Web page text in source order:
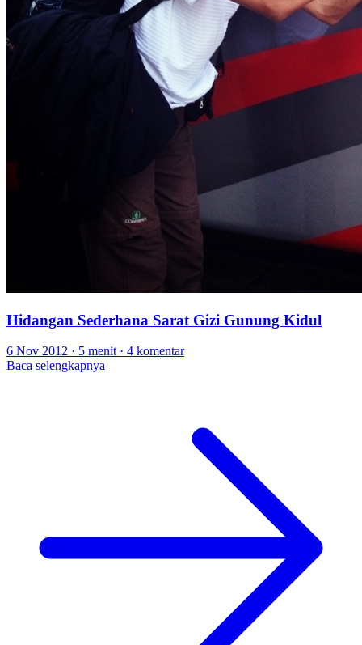
Hidangan Sederhana Sarat Gizi Gunung Kidul
6 Nov 2012 · 5 menit · 4 komentar
Baca selengkapnya